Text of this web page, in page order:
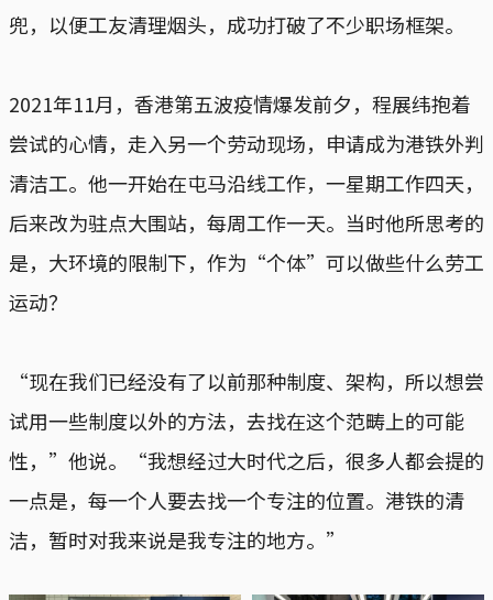
兜，以便工友清理烟头，成功打破了不少职场框架。
2021年11月，香港第五波疫情爆发前夕，程展纬抱着
尝试的心情，走入另一个劳动现场，申请成为港铁外判
清洁工。他一开始在屯马沿线工作，一星期工作四天，
后来改为驻点大围站，每周工作一天。当时他所思考的
是，大环境的限制下，作为“个体”可以做些什么劳工
运动？
“现在我们已经没有了以前那种制度、架构，所以想尝
试用一些制度以外的方法，去找在这个范畴上的可能
性，”他说。“我想经过大时代之后，很多人都会提的
一点是，每一个人要去找一个专注的位置。港铁的清
洁，暂时对我来说是我专注的地方。”